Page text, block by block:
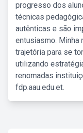
progresso dos
técnicas
autênticas e são
entusiasmo. Minha
trajetória para se
utilizando
renomadas
fdp.aau.edu.et.